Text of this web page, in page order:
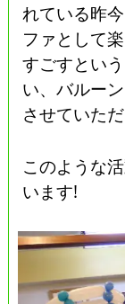
れている昨
ファとして
すごすとい
い、バルー
させていた
このような
います!